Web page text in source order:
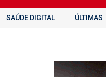
SAÚDE DIGITAL ÚLTIMAS